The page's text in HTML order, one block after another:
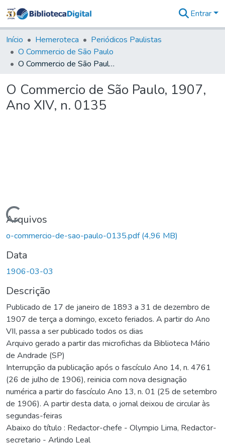
&
Coleções
Tudo na
Biblioteca
Estatísticas
Entrar
Início Hemeroteca
Periódicos Paulistas
O Commercio de São Paulo
O Commercio de São Paulo, 1907, Ano XIV, n. 0135
O Commercio de São Paulo, 1907,
Ano XIV, n. 0135
Carregando...
Arquivos
o-commercio-de-sao-paulo-0135.pdf(4,96 MB)
Data
1906-03-03
Descrição
Publicado de 17 de janeiro de 1893 a 31 de dezembro de
1907 de terça a domingo, exceto feriados. A partir do Ano
VII, passa a ser publicado todos os dias
Arquivo gerado a partir das microfichas da Biblioteca Mário
de Andrade (SP)
Interrupção da publicação após o fascículo Ano 14, n. 4761
(26 de julho de 1906), reinicia com nova designação
numérica a partir do fascículo Ano 13, n. 01 (25 de setembro
de 1906). A partir desta data, o jornal deixou de circular às
segundas-feiras
Abaixo do título : Redactor-chefe - Olympio Lima, Redactor-
secretario - Arlindo Leal